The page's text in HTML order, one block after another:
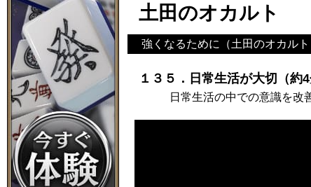
土田のオカルト
強くなるために（土田のオカルト
１３５．日常生活が大切（約4
日常生活の中での意識を改